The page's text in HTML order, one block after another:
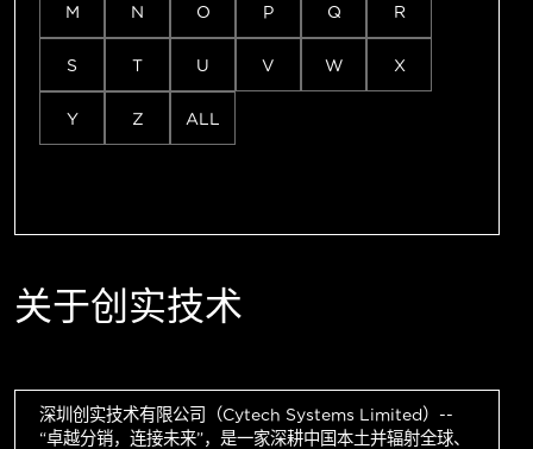
M N O P Q R
S T U V W X
Y Z ALL
关于创实技术
深圳创实技术有限公司（Cytech Systems Limited）--
“卓越分销，连接未来”，是一家深耕中国本土并辐射全球、